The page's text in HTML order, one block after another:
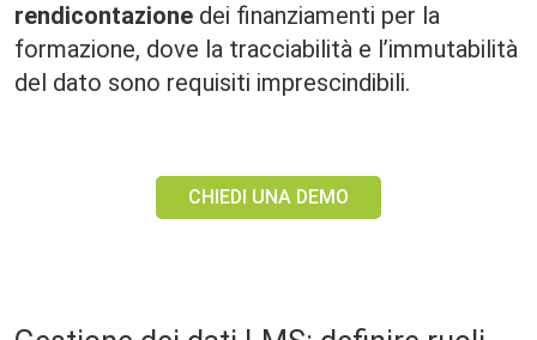
rendicontazione dei finanziamenti per la
formazione, dove la tracciabilità e l’immutabilità
del dato sono requisiti imprescindibili.
CHIEDI UNA DEMO